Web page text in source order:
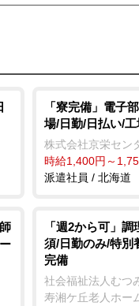
「寮完備」電子
場/日勤/日払い/
株式会社京栄セン
時給1,400円～
派遣社員 / 北海道
「週2から可」
須/日勤のみ/特別
完備
社会福祉法人むつ
寿湘ケ丘老人ホー